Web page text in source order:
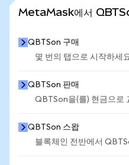
MetaMask에서
QBTSon 구매
몇 번의 탭으로 시작하세
QBTSon 판매
QBTSon을(를) 현금으로
QBTSon 스왑
블록체인 전반에서